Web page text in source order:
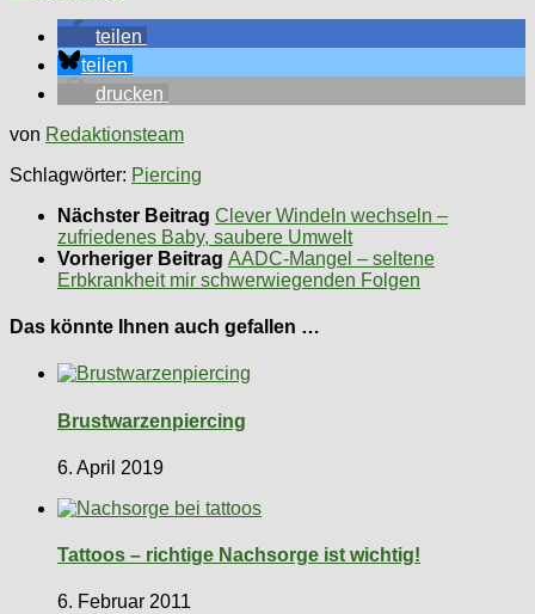
teilen
teilen
drucken
von Redaktionsteam
Schlagwörter: Piercing
Nächster Beitrag Clever Windeln wechseln –
zufriedenes Baby, saubere Umwelt
Vorheriger Beitrag AADC-Mangel – seltene
Erbkrankheit mir schwerwiegenden Folgen
Das könnte Ihnen auch gefallen …
Brustwarzenpiercing
6. April 2019
Tattoos – richtige Nachsorge ist wichtig!
6. Februar 2011